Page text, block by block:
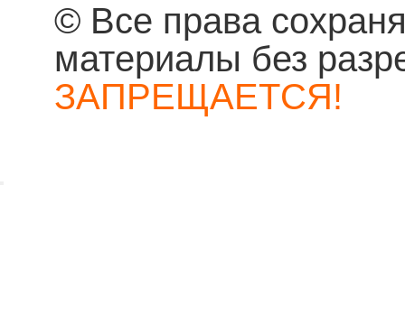
© Все права
материалы без
ЗАПРЕЩАЕТСЯ!